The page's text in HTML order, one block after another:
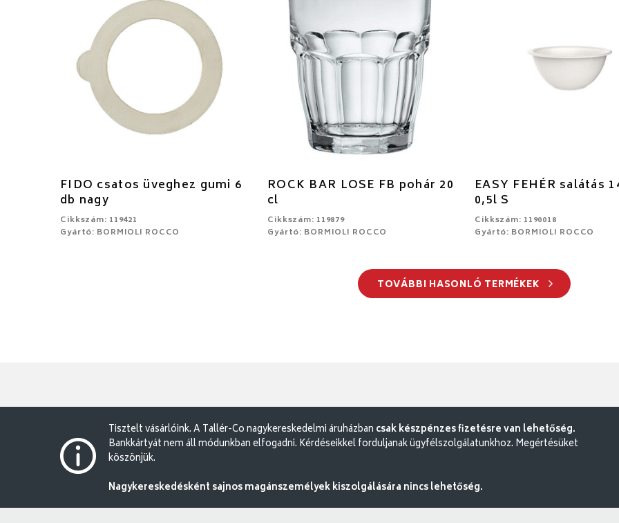
FIDO csatos üveghez gumi 6
db nagy
Cikkszám: 119421
Gyártó: BORMIOLI ROCCO
ROCK BAR LOSE FB pohár 20
cl
Cikkszám: 119879
Gyártó: BORMIOLI ROCCO
EASY FEHÉR salátás
0,5l S
Cikkszám: 1190018
Gyártó: BORMIOLI ROCCO
TOVÁBBI HASONLÓ TERMÉKEK
Tisztelt vásárlóink. A Tallér-Co nagykereskedelmi áruházban csak készpénzes fizetésre van lehetőség.
Bankkártyát nem áll módunkban elfogadni. Kérdéseikkel forduljanak ügyfélszolgálatunkhoz. Megértésüket
köszönjük.
Nagykereskedésként sajnos magánszemélyek kiszolgálására nincs lehetőség.